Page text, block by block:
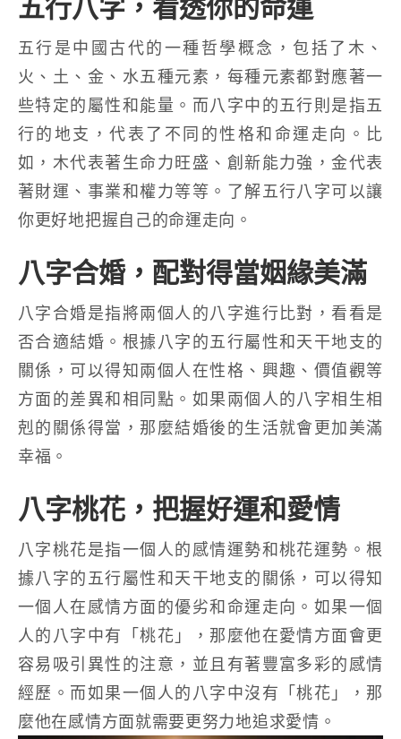
五行是中國古代的一種哲學概念，包括了木、
火、土、金、水五種元素，每種元素都對應著一
些特定的屬性和能量。而八字中的五行則是指五
行的地支，代表了不同的性格和命運走向。比
如，木代表著生命力旺盛、創新能力強，金代表
著財運、事業和權力等等。了解五行八字可以讓
你更好地把握自己的命運走向。
八字合婚，配對得當姻緣美滿
八字合婚是指將兩個人的八字進行比對，看看是
否合適結婚。根據八字的五行屬性和天干地支的
關係，可以得知兩個人在性格、興趣、價值觀等
方面的差異和相同點。如果兩個人的八字相生相
剋的關係得當，那麼結婚後的生活就會更加美滿
幸福。
八字桃花，把握好運和愛情
八字桃花是指一個人的感情運勢和桃花運勢。根
據八字的五行屬性和天干地支的關係，可以得知
一個人在感情方面的優劣和命運走向。如果一個
人的八字中有「桃花」，那麼他在愛情方面會更
容易吸引異性的注意，並且有著豐富多彩的感情
經歷。而如果一個人的八字中沒有「桃花」，那
麼他在感情方面就需要更努力地追求愛情。